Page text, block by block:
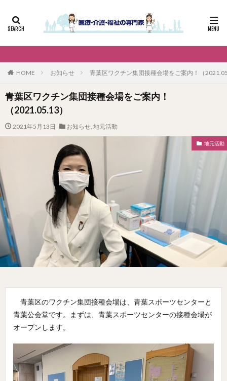
HOME お知らせ 青葉区ワクチン集団接種会場をご案内！（
青葉区ワクチン集団接種会場をご案内！
（2021.05.13）
2021年5月13日 お知らせ, 地元活動
地元活動
青葉区のワクチン集団接種会場は、青葉スポーツセンターと
青葉公会堂です。まずは、青葉スポーツセンターの接種会場が
オープンします。